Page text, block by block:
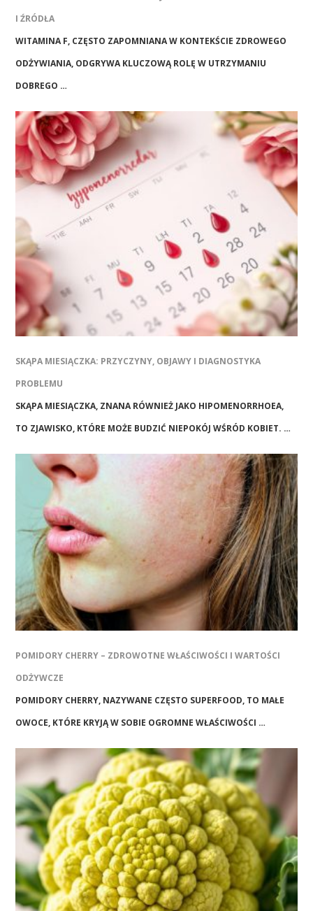
I ŹRÓDŁA
WITAMINA F, CZĘSTO ZAPOMNIANA W KONTEKŚCIE ZDROWEGO
ODŻYWIANIA, ODGRYWA KLUCZOWĄ ROLĘ W UTRZYMANIU
DOBREGO …
SKĄPA MIESIĄCZKA: PRZYCZYNY, OBJAWY I DIAGNOSTYKA
PROBLEMU
SKĄPA MIESIĄCZKA, ZNANA RÓWNIEŻ JAKO HIPOMENORRHOEA,
TO ZJAWISKO, KTÓRE MOŻE BUDZIĆ NIEPOKÓJ WŚRÓD KOBIET. …
POMIDORY CHERRY – ZDROWOTNE WŁAŚCIWOŚCI I WARTOŚCI
ODŻYWCZE
POMIDORY CHERRY, NAZYWANE CZĘSTO SUPERFOOD, TO MAŁE
OWOCE, KTÓRE KRYJĄ W SOBIE OGROMNE WŁAŚCIWOŚCI …